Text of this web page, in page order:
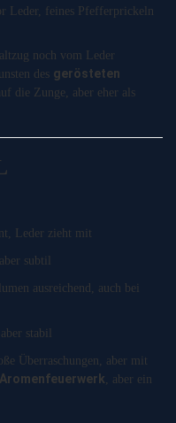
Leder, feines Pfefferprickeln
noch vom Leder
des gerösteten
die Zunge, aber eher als
Leder zieht mit
subtil
ausreichend, auch bei
stabil
Überraschungen, aber mit
Aromenfeuerwerk , aber ein